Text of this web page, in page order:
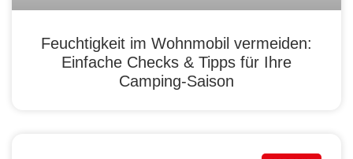
Feuchtigkeit im Wohnmobil vermeiden:
Einfache Checks & Tipps für Ihre
Camping-Saison